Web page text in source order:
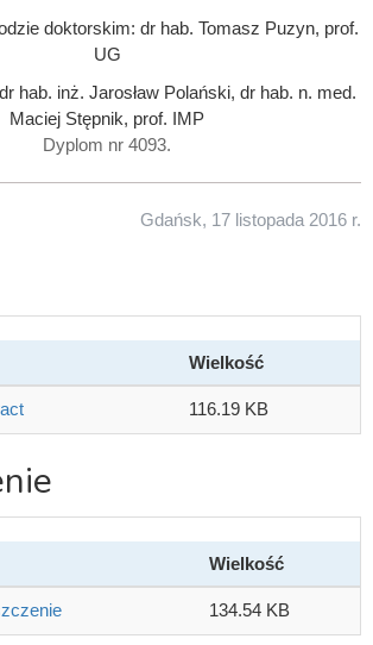
doktorskim: dr hab. Tomasz Puzyn, prof.
UG
hab. inż. Jarosław Polański, dr hab. n. med.
Maciej Stępnik, prof. IMP
Dyplom nr 4093.
Gdańsk, 17 listopada 2016 r.
Wielkość
116.19 KB
Wielkość
134.54 KB